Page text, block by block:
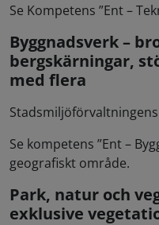
Se Kompetens ”Ent –
Byggnadsverk –
bergskärningar,
med flera
Se kompetens ”Ent –
geografiskt område.
Park, natur och
exklusive